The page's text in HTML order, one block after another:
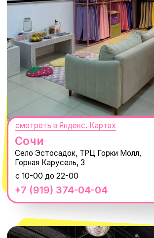
macrocosm_store@mail.ru
КОНТАКТЫ
Оплата долями
Size guide
Обмен и возврат
ПОКУПАТЕЛЯМ
Вакансии
Магазины
Наши путешествия
Наши проекты
Новости
Каталог
О КОМПАНИИ
Нажимая "Подписаться", вы соглашаетесь с
Политикой обработки
персональных данныхиСогласием на рассылку электронных
сообщений
ПОДПИСАТЬСЯ
@MACROCOSM_STORE
MACROCOSM
300'000+ подписчиков
14'000+ подписчиков в нашем Telegram-
канале